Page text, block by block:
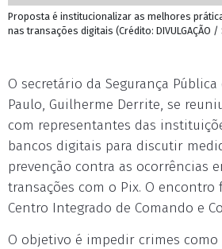
Proposta é institucionalizar as melhores
nas transações digitais (Crédito: DIVULGAÇÃO /
O secretário da Segurança Pública
Paulo, Guilherme Derrite, se
com representantes das
bancos digitais para discutir
prevenção contra as ocorrências
transações com o Pix. O
Centro Integrado de Comando e
O objetivo é impedir crimes como